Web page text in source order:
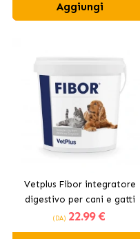
Aggiungi
Vetplus Fibor integratore
digestivo per cani e gatti
(DA) 22.99 €